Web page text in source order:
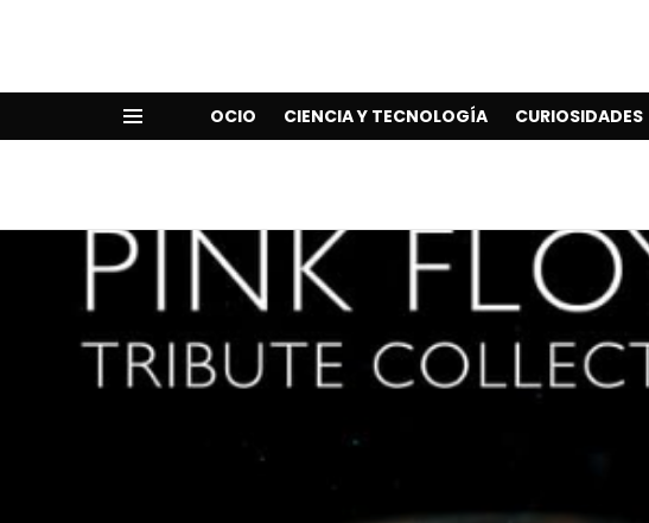
OCIO CIENCIA Y TECNOLOGÍA CURIOSIDADES